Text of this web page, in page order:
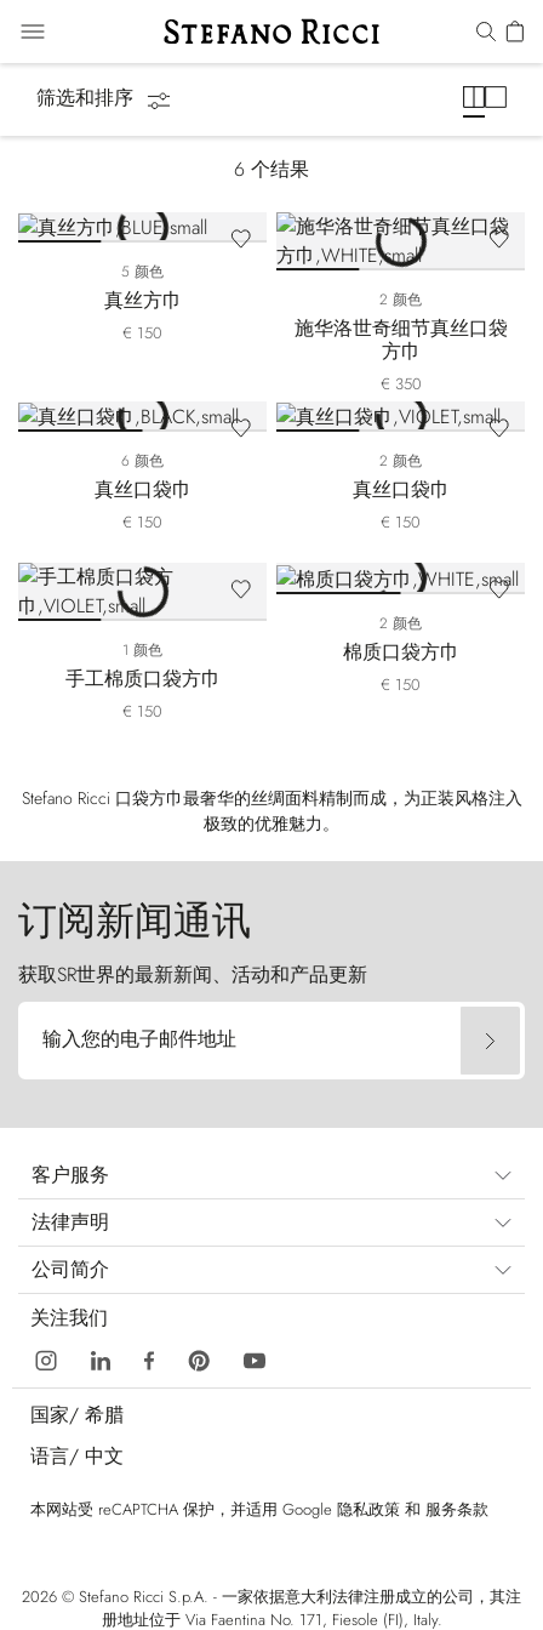
筛选和排序
6 个结果
5 颜色
真丝方巾
€ 150
2 颜色
施华洛世奇细节真丝口袋
方巾
€ 350
6 颜色
真丝口袋巾
€ 150
2 颜色
真丝口袋巾
€ 150
1 颜色
手工棉质口袋方巾
€ 150
2 颜色
棉质口袋方巾
€ 150
Stefano Ricci 口袋方巾最奢华的丝绸面料精制而成，为正装风格注入
极致的优雅魅力。
订阅新闻通讯
获取SR世界的最新新闻、活动和产品更新
输入您的电子邮件地址
客户服务
法律声明
公司简介
关注我们
国家/ 希腊
语言/ 中文
本网站受 reCAPTCHA 保护，并适用 Google 隐私政策 和 服务条款
2026 © Stefano Ricci S.p.A. - 一家依据意大利法律注册成立的公司，其注
册地址位于 Via Faentina No. 171, Fiesole (FI), Italy.